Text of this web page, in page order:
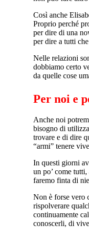
Così anche
Proprio perché
per dire di una
per dire a tutti
Nelle relazioni
dobbiamo certo
da quelle cose
Per noi e
Anche noi
bisogno di
trovare e di dire
“armi” tenere
In questi giorni
un po’ come
faremo finta di
Non è forse vero
rispolverare
continuamente
conoscerli, di